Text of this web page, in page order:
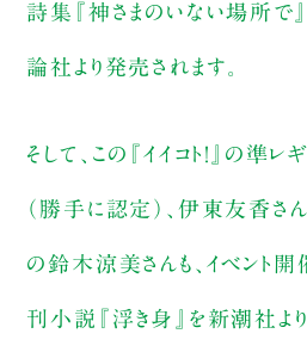
詩集『神さまのいない場所で
論社より発売されます。
そして、この『イイコト！』の準
（勝手に認定）、伊東友香さ
の鈴木涼美さんも、イベント
刊小説『浮き身』を新潮社よ